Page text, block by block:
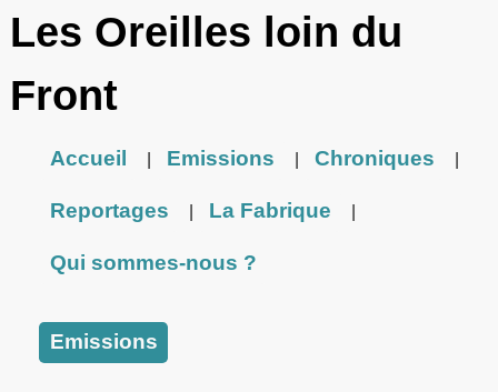
Les Oreilles loin du
Front
Accueil Emissions Chroniques
Reportages La Fabrique
Qui sommes-nous ?
Emissions